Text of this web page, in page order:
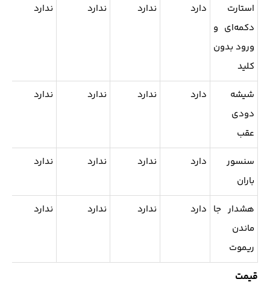
ندارد ندارد ندارد دارد
استارت
دکمه‌ای و
ورود بدون
کلید
ندارد ندارد ندارد دارد
شیشه
دودی
عقب
ندارد ندارد ندارد دارد
سنسور
باران
ندارد ندارد ندارد دارد هشدار جا
ماندن
ریموت
قیمت